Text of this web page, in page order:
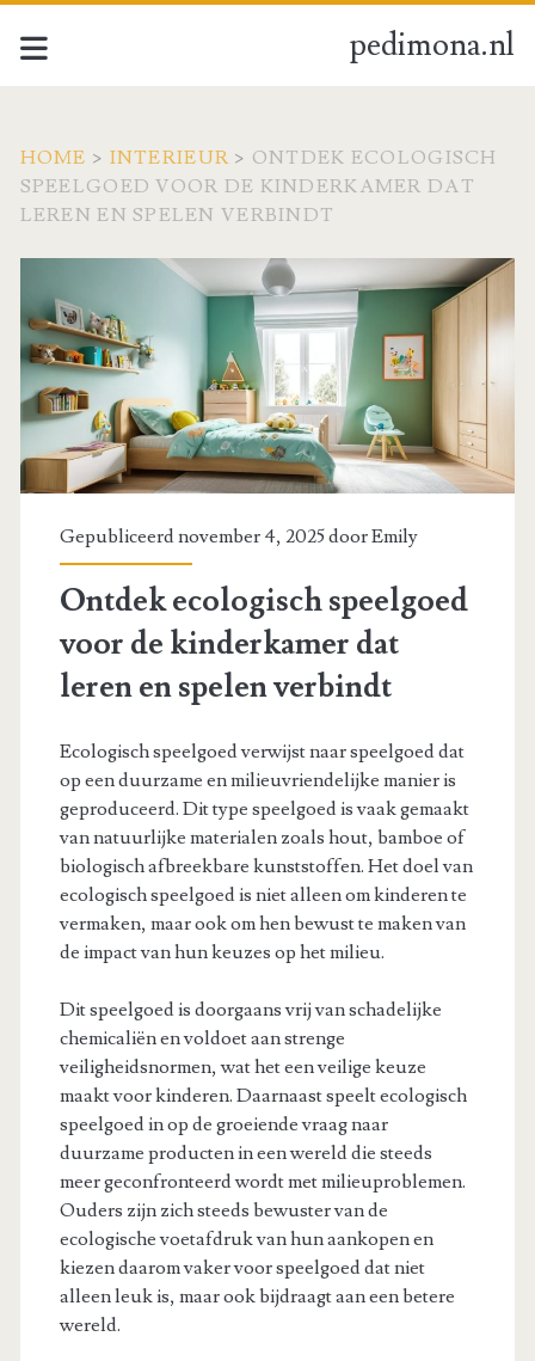
pedimona.nl
HOME > INTERIEUR > ONTDEK ECOLOGISCH
SPEELGOED VOOR DE KINDERKAMER DAT
LEREN EN SPELEN VERBINDT
Gepubliceerd november 4, 2025 doorEmily
Ontdek ecologisch speelgoed
voor de kinderkamer dat
leren en spelen verbindt
Ecologisch speelgoed verwijst naar speelgoed dat
op een duurzame en milieuvriendelijke manier is
geproduceerd. Dit type speelgoed is vaak gemaakt
van natuurlijke materialen zoals hout, bamboe of
biologisch afbreekbare kunststoffen. Het doel van
ecologisch speelgoed is niet alleen om kinderen te
vermaken, maar ook om hen bewust te maken van
de impact van hun keuzes op het milieu.
Dit speelgoed is doorgaans vrij van schadelijke
chemicaliën en voldoet aan strenge
veiligheidsnormen, wat het een veilige keuze
maakt voor kinderen. Daarnaast speelt ecologisch
speelgoed in op de groeiende vraag naar
duurzame producten in een wereld die steeds
meer geconfronteerd wordt met milieuproblemen.
Ouders zijn zich steeds bewuster van de
ecologische voetafdruk van hun aankopen en
kiezen daarom vaker voor speelgoed dat niet
alleen leuk is, maar ook bijdraagt aan een betere
wereld.